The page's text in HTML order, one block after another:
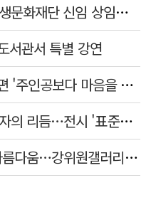
[차 한 잔] 최현묵 중구도심재생문화재단 신임 상임이사 "서문시장·경상감영 등 지역 자원 활용…문화의 일상화"
서관서 특별 강연
[음읽남] 김광진의 화자들 上편 '주인공보다 마음을 쓴 사람'
표준화된 시간을 살아가는 각자의 리듬…전시 '표준시차'
수십년간 포착한 우리 산의 아름다움…강위원갤러리 '팔공·지리展' 개최